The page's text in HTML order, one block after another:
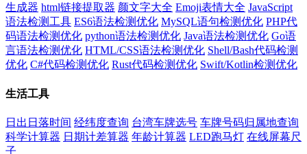
生成器 html链接提取器 颜文字大全 Emoji表情大全 JavaScript
语法检测工具 ES6语法检测优化 MySQL语句检测优化 PHP代
码语法检测优化 python语法检测优化 Java语法检测优化 Go语
言语法检测优化 HTML/CSS语法检测优化 Shell/Bash代码检测
优化 C#代码检测优化 Rust代码检测优化 Swift/Kotlin检测优化
生活工具
日出日落时间 经纬度查询 台湾车牌选号 车牌号码归属地查询
科学计算器 日期计差算器 年龄计算器 LED跑马灯 在线屏幕尺
子